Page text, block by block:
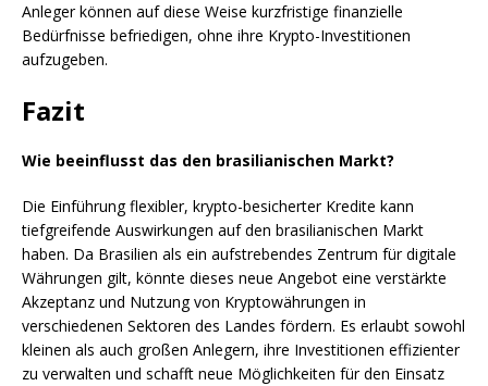
Anleger können auf diese Weise kurzfristige finanzielle
Bedürfnisse befriedigen, ohne ihre Krypto-Investitionen
aufzugeben.
Fazit
Wie beeinflusst das den brasilianischen Markt?
Die Einführung flexibler, krypto-besicherter Kredite kann
tiefgreifende Auswirkungen auf den brasilianischen Markt
haben. Da Brasilien als ein aufstrebendes Zentrum für digitale
Währungen gilt, könnte dieses neue Angebot eine verstärkte
Akzeptanz und Nutzung von Kryptowährungen in
verschiedenen Sektoren des Landes fördern. Es erlaubt sowohl
kleinen als auch großen Anlegern, ihre Investitionen effizienter
zu verwalten und schafft neue Möglichkeiten für den Einsatz